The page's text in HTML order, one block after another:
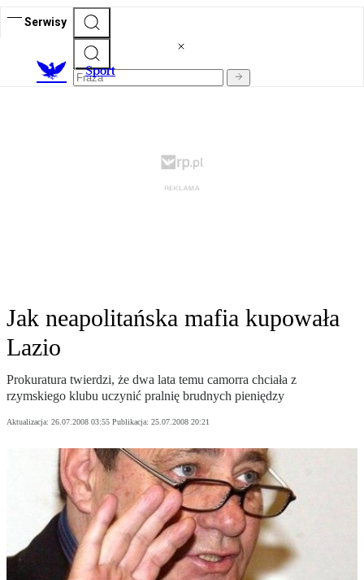
Serwisy
Sport
Jak neapolitańska mafia kupowała
Lazio
Prokuratura twierdzi, że dwa lata temu camorra chciała z
rzymskiego klubu uczynić pralnię brudnych pieniędzy
Aktualizacja: 26.07.2008 03:55 Publikacja: 25.07.2008 20:21